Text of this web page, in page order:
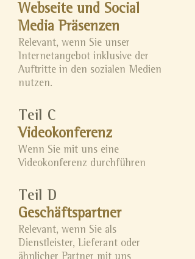
Webseite und Social
Media Präsenzen
Relevant, wenn Sie unser
Internetangebot inklusive der
Auftritte in den sozialen Medien
nutzen.
Teil C
Videokonferenz
Wenn Sie mit uns eine
Videokonferenz durchführen
Teil D
Geschäftspartner
Relevant, wenn Sie als
Dienstleister, Lieferant oder